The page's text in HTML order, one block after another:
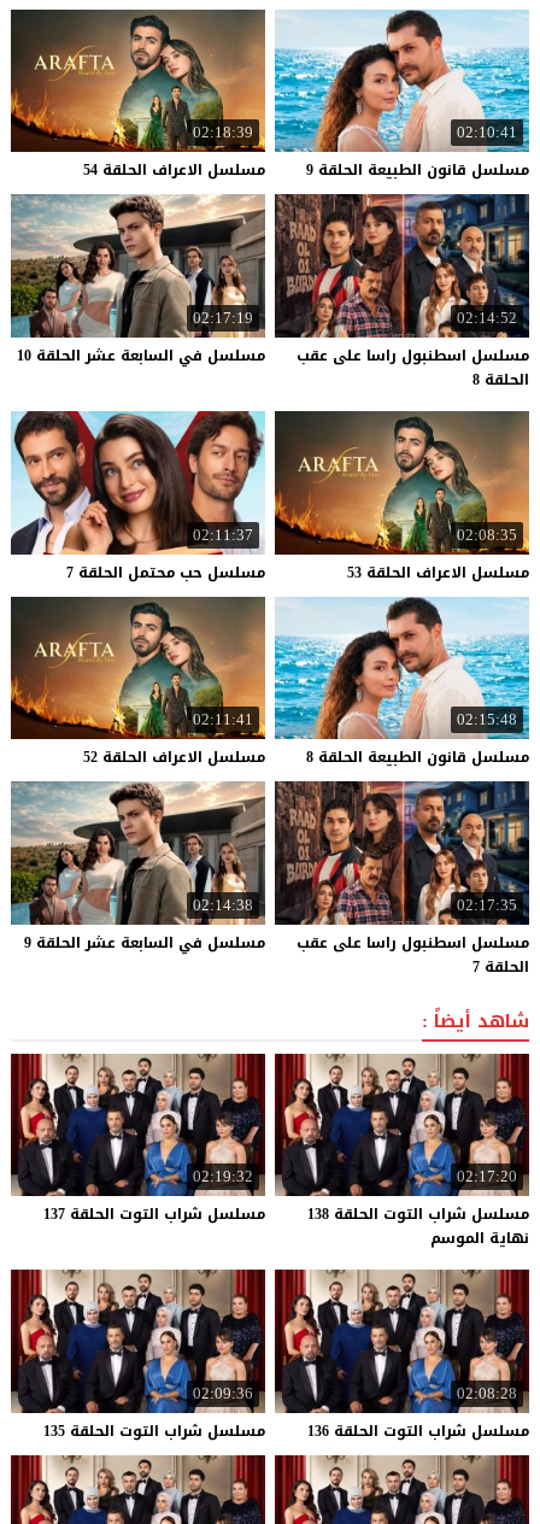
02:10:41
مسلسل قانون الطبيعة الحلقة 9
02:18:39
مسلسل الاعراف الحلقة 54
02:14:52
مسلسل اسطنبول راسا على عقب
الحلقة 8
02:17:19
مسلسل في السابعة عشر الحلقة 10
02:08:35
مسلسل الاعراف الحلقة 53
02:11:37
مسلسل حب محتمل الحلقة 7
02:15:48
مسلسل قانون الطبيعة الحلقة 8
02:11:41
مسلسل الاعراف الحلقة 52
02:17:35
مسلسل اسطنبول راسا على عقب
الحلقة 7
02:14:38
مسلسل في السابعة عشر الحلقة 9
شاهد أيضاً :
02:17:20
مسلسل شراب التوت الحلقة 138
نهاية الموسم
02:19:32
مسلسل شراب التوت الحلقة 137
02:08:28
مسلسل شراب التوت الحلقة 136
02:09:36
مسلسل شراب التوت الحلقة 135